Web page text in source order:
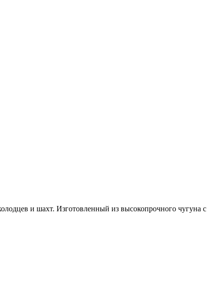
и шахт. Изготовленный из высокопрочного чугуна с